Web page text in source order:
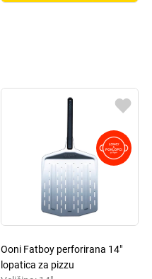
Ooni Fatboy perforirana 14"
lopatica za pizzu